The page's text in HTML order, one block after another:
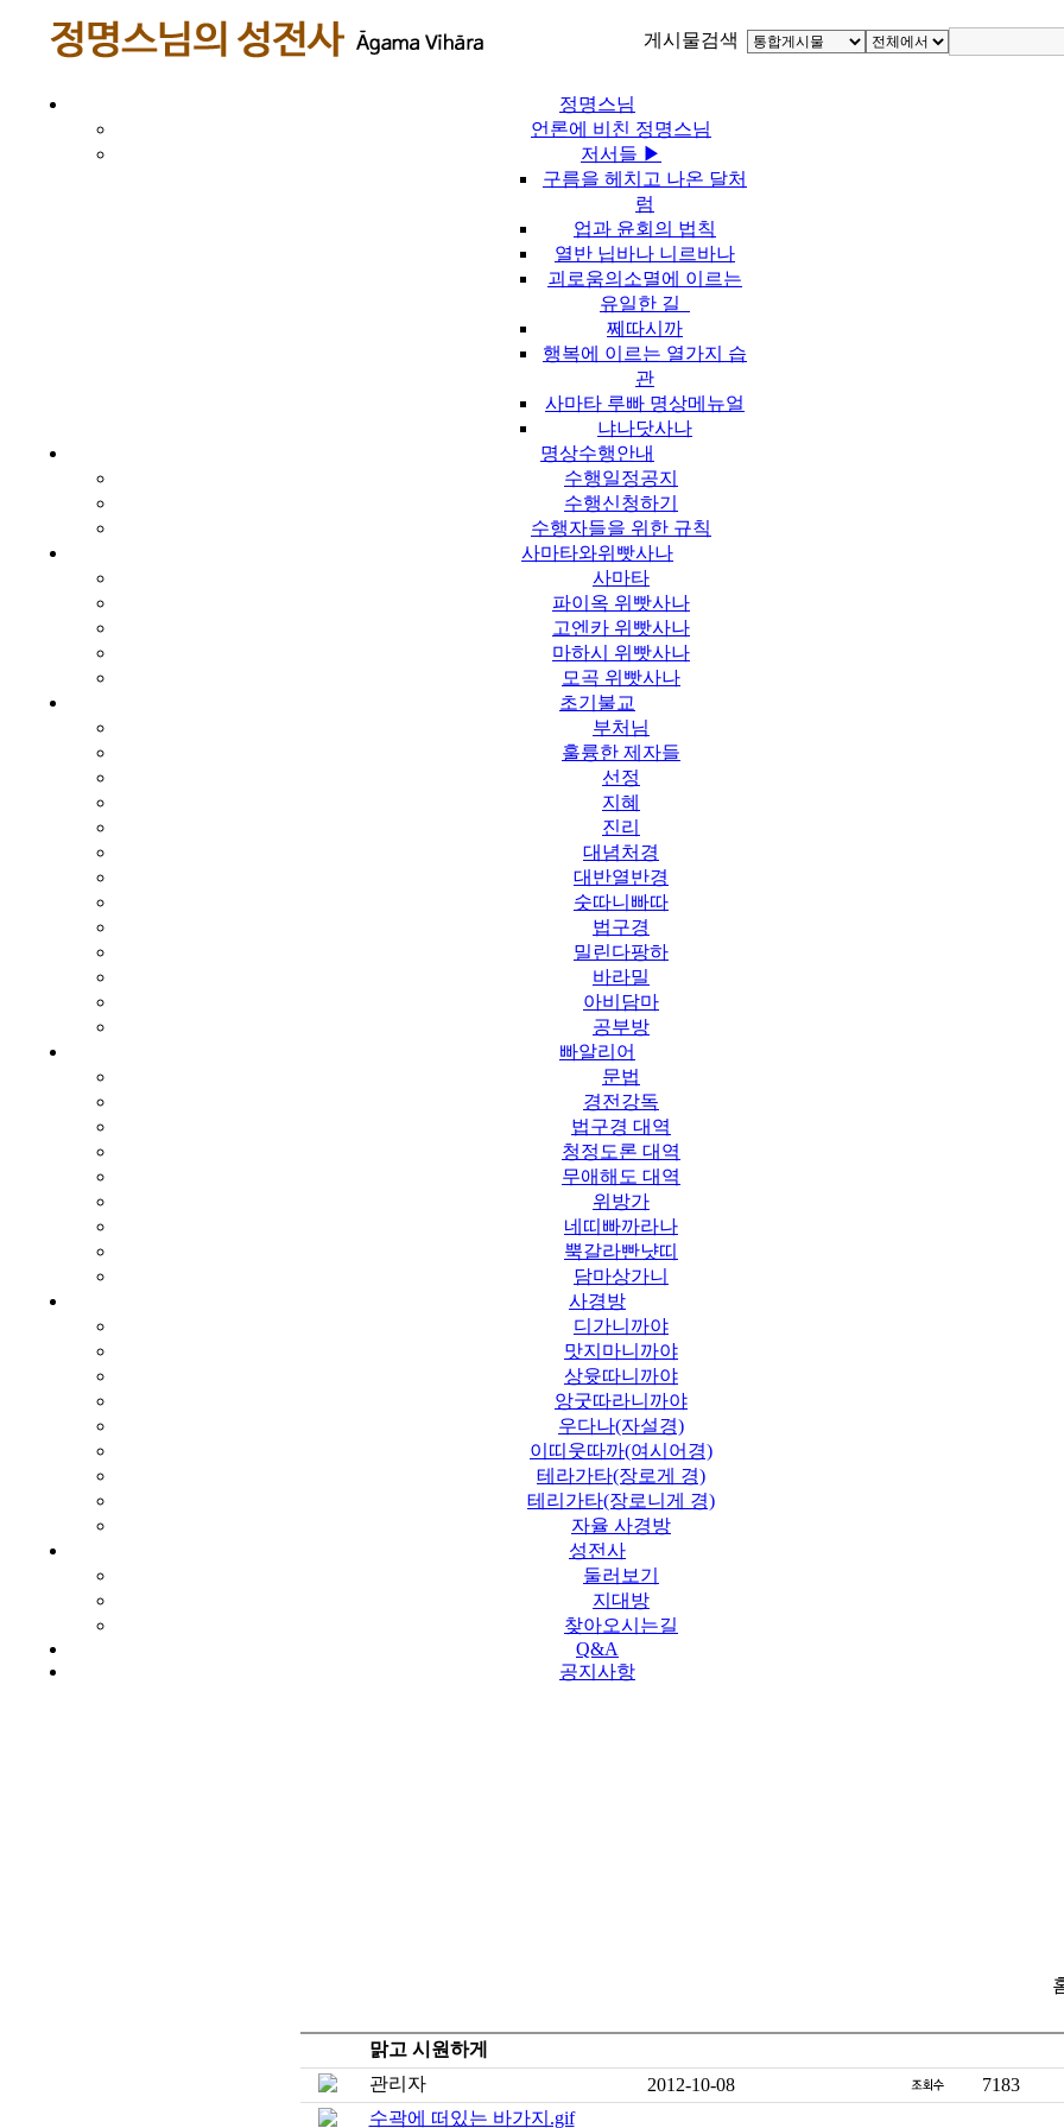
게시물검색
정명스님
언론에 비친 정명스님
저서들 ▶
구름을 헤치고 나온 달처
럼
업과 윤회의 법칙
열반 닙바나 니르바나
괴로움의소멸에 이르는
유일한 길
쩨따시까
행복에 이르는 열가지 습
관
사마타 루빠 명상메뉴얼
냐나닷사나
명상수행안내
수행일정공지
수행신청하기
수행자들을 위한 규칙
사마타와위빳사나
사마타
파이옥 위빳사나
고엔카 위빳사나
마하시 위빳사나
모곡 위빳사나
초기불교
부처님
훌륭한 제자들
선정
지혜
진리
대념처경
대반열반경
숫따니빠따
법구경
밀린다팡하
바라밀
아비담마
공부방
빠알리어
문법
경전강독
법구경 대역
청정도론 대역
무애해도 대역
위방가
네띠빠까라나
뿍갈라빤냣띠
담마상가니
사경방
디가니까야
맛지마니까야
상윳따니까야
앙굿따라니까야
우다나(자설경)
이띠웃따까(여시어경)
테라가타(장로게 경)
테리가타(장로니게 경)
자율 사경방
성전사
둘러보기
지대방
찾아오시는길
Q&A
공지사항
맑고 시원하게
관리자
2012-10-08
7183
수곽에 떠있는 바가지.gif